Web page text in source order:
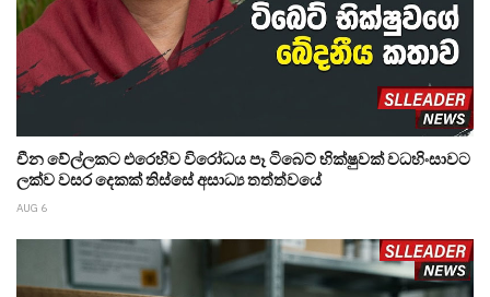
චීන වේල්ලකට එරෙහිව විරෝධය පෑ ටිබෙට් භික්ෂුවක් වධහිංසාවට
ලක්ව වසර දෙකක් තිස්සේ අසාධ්‍ය තත්ත්වයේ
AUG 6